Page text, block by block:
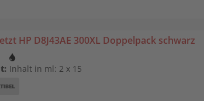
HP D8J43AE 300XL Doppelpack schwarz
Inhalt in ml: 2 x 15